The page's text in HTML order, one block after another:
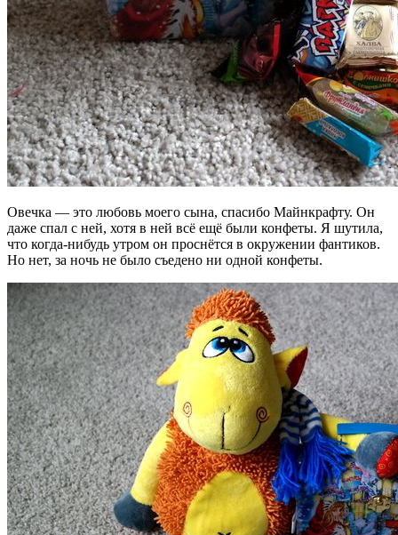
Овечка — это любовь моего сына, спасибо Майнкрафту. Он
даже спал с ней, хотя в ней всё ещё были конфеты. Я шутила,
что когда-нибудь утром он проснётся в окружении фантиков.
Но нет, за ночь не было съедено ни одной конфеты.